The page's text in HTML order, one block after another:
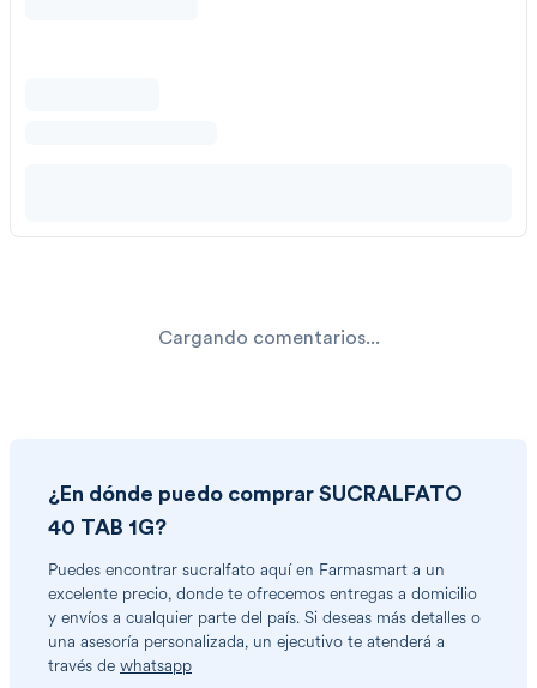
Cargando comentarios...
¿En dónde puedo comprar SUCRALFATO
40 TAB 1G?
Puedes encontrar sucralfato aquí en Farmasmart a un
excelente precio, donde te ofrecemos entregas a domicilio
y envíos a cualquier parte del país. Si deseas más detalles o
una asesoría personalizada, un ejecutivo te atenderá a
través de whatsapp